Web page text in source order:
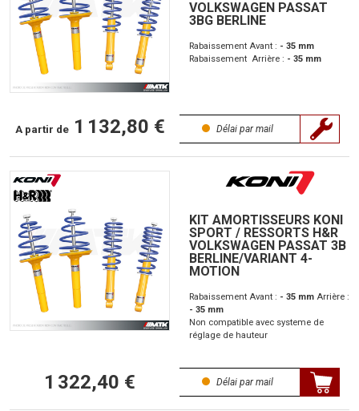
VOLKSWAGEN PASSAT
3BG BERLINE
Rabaissement Avant : - 35 mm
Rabaissement Arrière : - 35 mm
A partir de 1 132,80 € Délai par mail
KIT AMORTISSEURS KONI
SPORT / RESSORTS H&R
VOLKSWAGEN PASSAT 3B
BERLINE/VARIANT 4-
MOTION
Rabaissement Avant : - 35 mm Arrière :
- 35 mm
Non compatible avec systeme de
réglage de hauteur
1 322,40 € Délai par mail